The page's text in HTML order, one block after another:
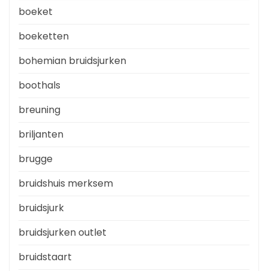
boeket
boeketten
bohemian bruidsjurken
boothals
breuning
briljanten
brugge
bruidshuis merksem
bruidsjurk
bruidsjurken outlet
bruidstaart